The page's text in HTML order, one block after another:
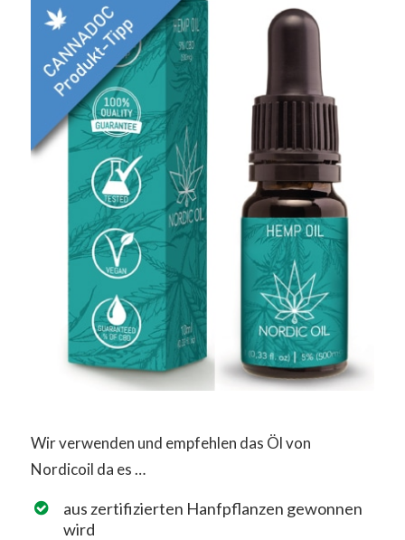
Wir verwenden und empfehlen das Öl von
Nordicoil da es …
aus zertifizierten Hanfpflanzen gewonnen
wird